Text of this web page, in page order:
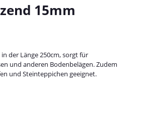
15mm
der Länge 250cm, sorgt für
und anderen Bodenbelägen. Zudem
und Steinteppichen geeignet.